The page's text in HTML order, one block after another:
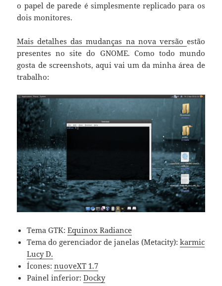
o papel de parede é simplesmente replicado para os
dois monitores.
Mais detalhes das mudanças na nova versão estão
presentes no site do GNOME. Como todo mundo
gosta de screenshots, aqui vai um da minha área de
trabalho:
Tema GTK:Equinox Radiance
Tema do gerenciador de janelas (Metacity):karmic
Lucy D.
Ícones:nuoveXT 1.7
Painel inferior:Docky